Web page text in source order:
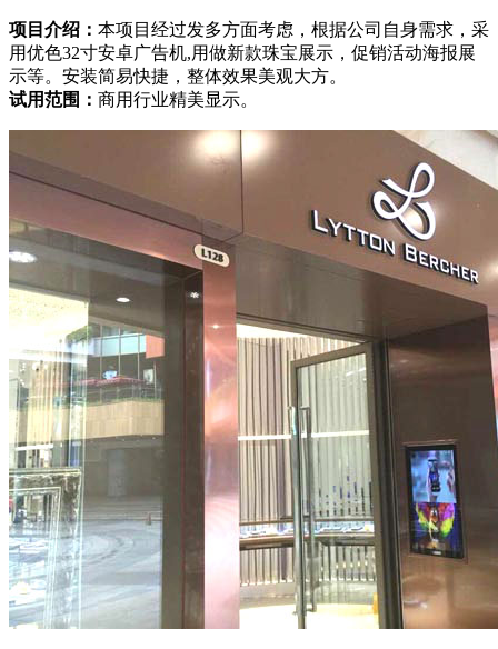
项目介绍： 本项目经过发多方面考虑，根据公司自身需求，采
用优色32寸安卓广告机,用做新款珠宝展示，促销活动海报展
示等。安装简易快捷，整体效果美观大方。
试用范围： 商用行业精美显示。